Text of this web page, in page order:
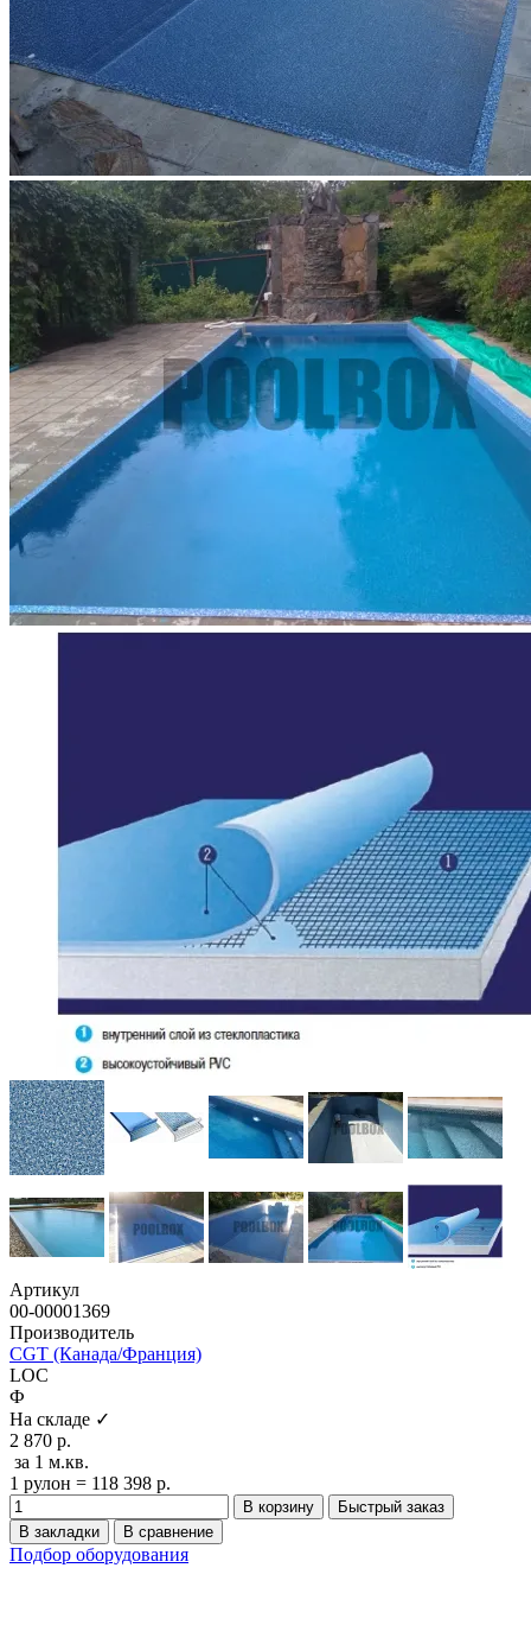
Артикул
00-00001369
Производитель
CGT (Канада/Франция)
LOC
Ф
На складе ✓
2 870 р.
за 1 м.кв.
1 рулон = 118 398 р.
В корзину
Быстрый заказ
В закладки
В сравнение
Подбор оборудования